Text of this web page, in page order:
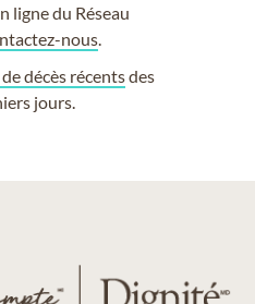
ligne du Réseau
nous
décès récentsdes
jours.